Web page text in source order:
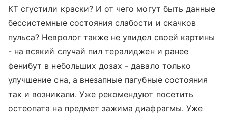
КТ сгустили краски? И от чего могут быть данные
бессистемные состояния слабости и скачков
пульса? Невролог также не увидел своей картины
- на всякий случай пил тералиджен и ранее
фенибут в небольших дозах - давало только
улучшение сна, а внезапные пагубные состояния
так и возникали. Уже рекомендуют посетить
остеопата на предмет зажима диафрагмы. Уже